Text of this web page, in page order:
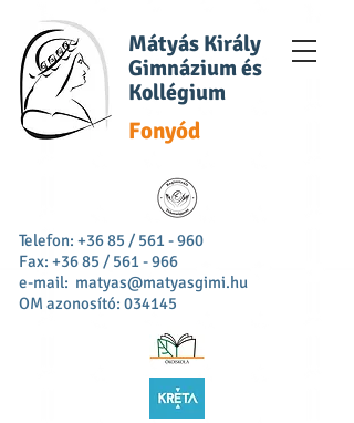
Mátyás Király
Gimnázium és
Kollégium
Fonyód
Telefon: +36 85 / 561 - 960
Fax: +36 85 / 561 - 966
e-mail: matyas@matyasgimi.hu
OM azonosító: 034145